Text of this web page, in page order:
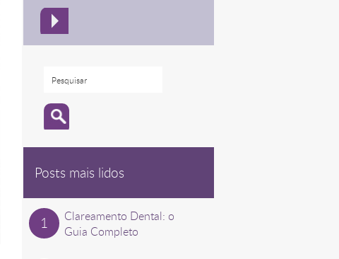
Posts mais lidos
Clareamento Dental: o
Guia Completo